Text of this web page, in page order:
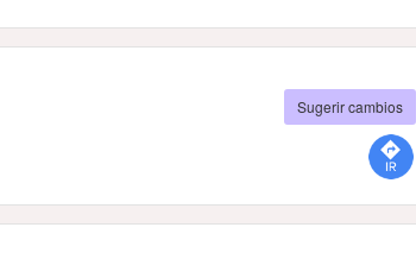
Sugerir cambios